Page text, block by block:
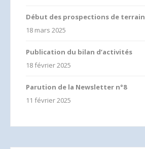
Début des prospections de terrain
18 mars 2025
Publication du bilan d’activités
18 février 2025
Parution de la Newsletter n°8
11 février 2025